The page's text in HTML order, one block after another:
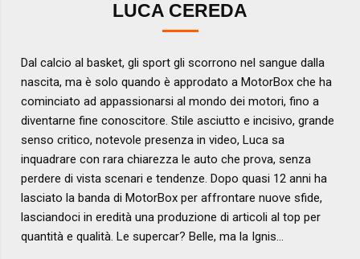
LUCA CEREDA
Dal calcio al basket, gli sport gli scorrono nel sangue dalla
nascita, ma è solo quando è approdato a MotorBox che ha
cominciato ad appassionarsi al mondo dei motori, fino a
diventarne fine conoscitore. Stile asciutto e incisivo, grande
senso critico, notevole presenza in video, Luca sa
inquadrare con rara chiarezza le auto che prova, senza
perdere di vista scenari e tendenze. Dopo quasi 12 anni ha
lasciato la banda di MotorBox per affrontare nuove sfide,
lasciandoci in eredità una produzione di articoli al top per
quantità e qualità. Le supercar? Belle, ma la Ignis...